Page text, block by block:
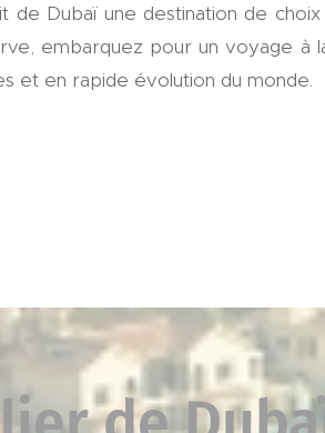
Dubaï une destination de
embarquez pour un voyage
et en rapide évolution du monde.